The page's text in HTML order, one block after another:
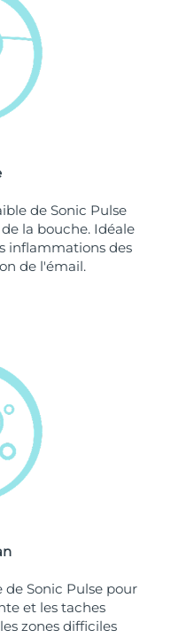
de Sonic Pulse
la bouche. Idéale
inflammations des
de l'émail.
Sonic Pulse pour
et les taches
zones difficiles
Livraison estimée
Livraison estimée
Livraison estimée
Livraison estimée
Livraison estimée 8/9/26
Livraison estimée
Livraison estimée
estimée
Livraison estimée
estimée
estimée8/14/26